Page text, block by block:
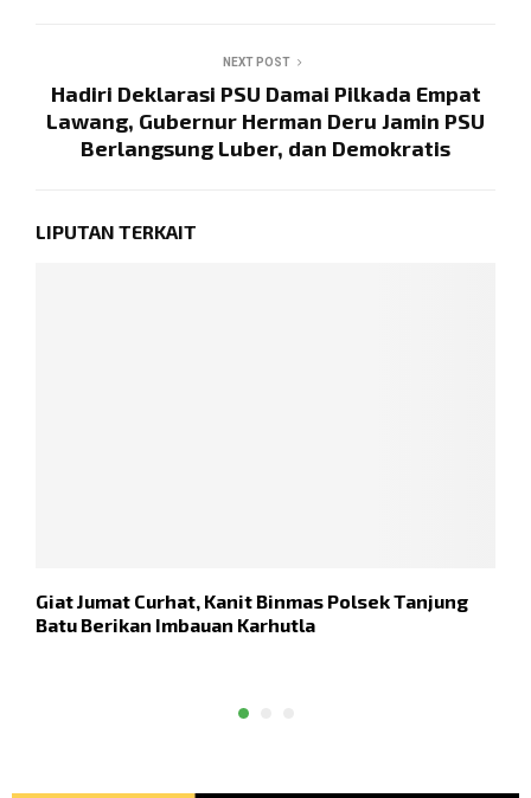
NEXT POST
Hadiri Deklarasi PSU Damai Pilkada Empat
Lawang, Gubernur Herman Deru Jamin PSU
Berlangsung Luber, dan Demokratis
LIPUTAN TERKAIT
Giat Jumat Curhat, Kanit Binmas Polsek Tanjung
Batu Berikan Imbauan Karhutla